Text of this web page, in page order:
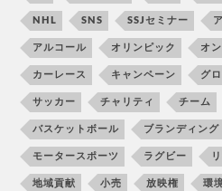
NHL SNS SSJセミナー
アルコール オリンピック オ
カーレース キャンペーン グ
サッカー チャリティ チーム
バスケットボール ブランディング
モータースポーツ ラグビー
地域貢献 小売 放映権 環